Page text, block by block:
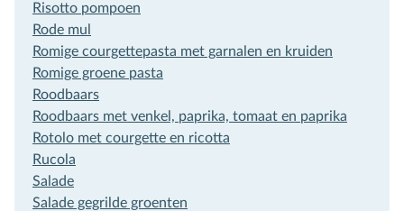
Risotto pompoen
Rode mul
Romige courgettepasta met garnalen en kruiden
Romige groene pasta
Roodbaars
Roodbaars met venkel, paprika, tomaat en paprika
Rotolo met courgette en ricotta
Rucola
Salade
Salade gegrilde groenten
wijnen! Met informatie en tips over de beste wijnen op
de Nederlandse schappen.
Inschrijven